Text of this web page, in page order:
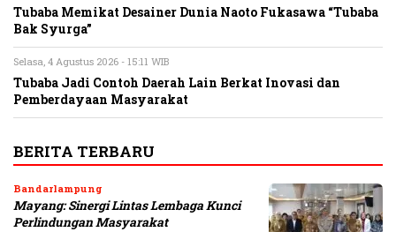
Tubaba Memikat Desainer Dunia Naoto Fukasawa “Tubaba
Bak Syurga”
Selasa, 4 Agustus 2026 - 15:11 WIB
Tubaba Jadi Contoh Daerah Lain Berkat Inovasi dan
Pemberdayaan Masyarakat
BERITA TERBARU
Bandarlampung
Mayang: Sinergi Lintas Lembaga Kunci
Perlindungan Masyarakat